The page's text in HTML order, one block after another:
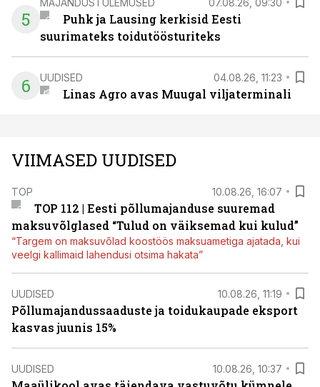
5
Puhk ja Lausing kerkisid Eesti
suurimateks toidutöösturiteks
6 UUDISED 04.08.26, 11:23
Linas Agro avas Muugal viljaterminali
VIIMASED UUDISED
TOP 10.08.26, 16:07
TOP 112 | Eesti põllumajanduse suuremad
maksuvõlglased “Tulud on väiksemad kui kulud”
“Targem on maksuvõlad koostöös maksuametiga ajatada, kui
veelgi kallimaid lahendusi otsima hakata”
UUDISED 10.08.26, 11:19
Põllumajandussaaduste ja toidukaupade eksport
kasvas juunis 15%
UUDISED 10.08.26, 10:37